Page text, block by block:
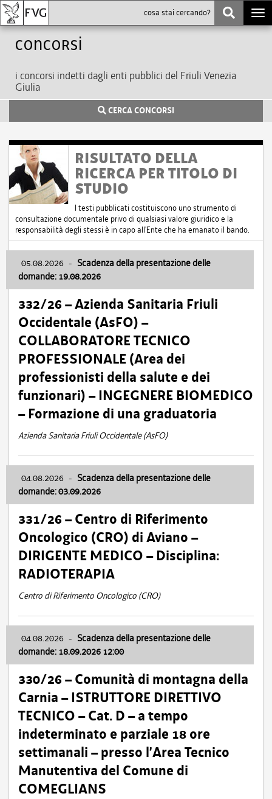
Concorsi
i concorsi indetti dagli enti pubblici del Friuli Venezia
Giulia
CERCA CONCORSI
RISULTATO DELLA
RICERCA PER TITOLO DI
STUDIO
I testi pubblicati costituiscono uno strumento di
consultazione documentale privo di qualsiasi valore giuridico e la
responsabilità degli stessi è in capo all'Ente che ha emanato il bando.
05.08.2026 - Scadenza della presentazione delle
domande: 19.08.2026
332/26 – Azienda Sanitaria Friuli
Occidentale (AsFO) –
COLLABORATORE TECNICO
PROFESSIONALE (Area dei
professionisti della salute e dei
funzionari) – INGEGNERE BIOMEDICO
– Formazione di una graduatoria
Azienda Sanitaria Friuli Occidentale (AsFO)
04.08.2026 - Scadenza della presentazione delle
domande: 03.09.2026
331/26 – Centro di Riferimento
Oncologico (CRO) di Aviano –
DIRIGENTE MEDICO – Disciplina:
RADIOTERAPIA
Centro di Riferimento Oncologico (CRO)
04.08.2026 - Scadenza della presentazione delle
domande: 18.09.2026 12:00
330/26 – Comunità di montagna della
Carnia – ISTRUTTORE DIRETTIVO
TECNICO – Cat. D – a tempo
indeterminato e parziale 18 ore
settimanali – presso l’Area Tecnico
Manutentiva del Comune di
COMEGLIANS